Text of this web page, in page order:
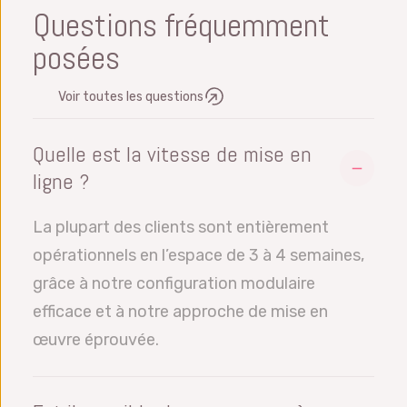
Questions fréquemment
posées
Voir toutes les questions
Quelle est la vitesse de mise en
ligne ?
La plupart des clients sont entièrement
opérationnels en l’espace de 3 à 4 semaines,
grâce à notre configuration modulaire
efficace et à notre approche de mise en
œuvre éprouvée.